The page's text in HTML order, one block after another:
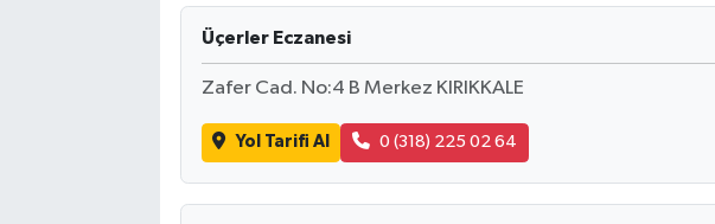
Üçerler Eczanesi
Zafer Cad. No:4 B Merkez KIRIKKALE
Yol Tarifi Al 0 (318) 225 02 64